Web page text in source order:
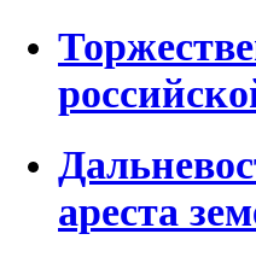
ареста